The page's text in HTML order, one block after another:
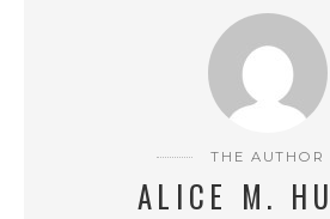
THE AUTHOR
ALICE M.